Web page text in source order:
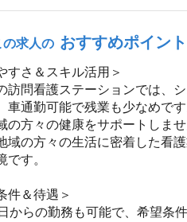
の求人の おすすめポイント
すさ＆スキル活用＞
訪問看護ステーションでは、
車通勤可能で残業も少なめで
の方々の健康をサポートしま
域の方々の生活に密着した看
です。
件＆待遇＞
からの勤務も可能で、希望条